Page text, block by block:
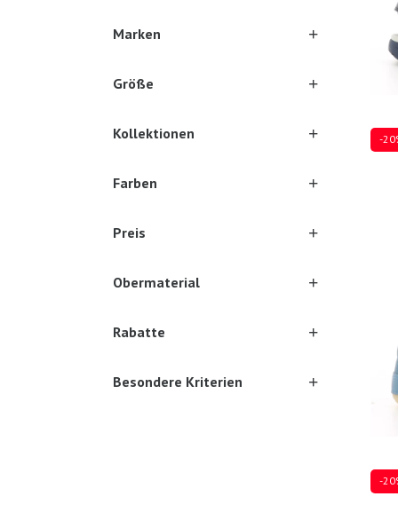
Marken
Größe
Kollektionen
Farben
Preis
Obermaterial
Rabatte
Besondere Kriterien
-
-